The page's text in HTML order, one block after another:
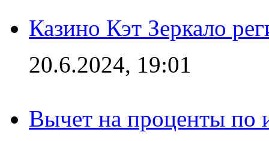
Казино Кэт Зеркало
20.6.2024, 19:01
Вычет на проценты по